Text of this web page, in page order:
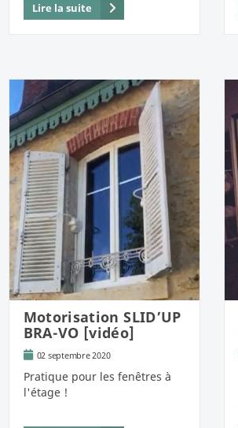
Lire la suite
Motorisation SLID’UP
BRA-VO [vidéo]
02 septembre 2020
Pratique pour les fenêtres à
l'étage !